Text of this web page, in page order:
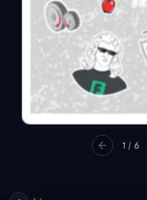
1 /6